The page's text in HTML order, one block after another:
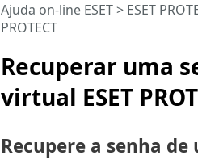
Recuperar uma
virtual ESET
Ajuda on-line ESET> ESET
PROTECT
Recupere a senha